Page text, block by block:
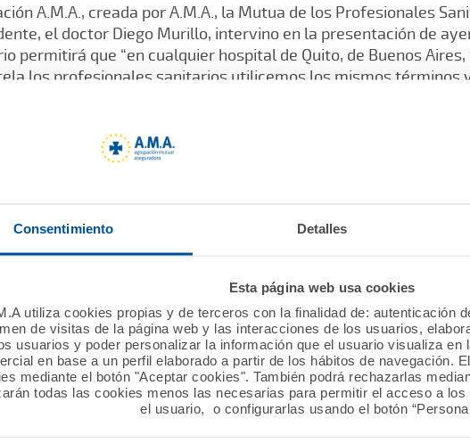
Consentimiento Detalles
Esta página web usa cookies
utiliza cookies propias y de terceros con la finalidad de: autenticación
de visitas de la página web y las interacciones de los usuarios,
usuarios y poder personalizar la información que el usuario visualiza en
en base a un perfil elaborado a partir de los hábitos de navegación.
mediante el botón "Aceptar cookies". También podrá rechazarlas
todas las cookies menos las necesarias para permitir el acceso a
el usuario, o configurarlas usando el botón
A.M.A., creada por A.M.A., la Mutua de los Profesionales
el doctor Diego Murillo, intervino en la presentación de
permitirá que “en cualquier hospital de Quito, de Buenos
los profesionales sanitarios utilicemos los mismos términos
la iniciativa conjunta de la RANM y la Alanam, y la relacionó
próspero si no tiene a sus ciudadanos sanos”.
Margarita para recordar que “la Monarquía ha sido la
y en América”. Citó como ejemplos de ese permanente
del médico gaditano José Celestino Mutis por América en el
denominados médicos del Rey y que “fueron llevados de
se desarrollaron los hospitales de toda Latinoamérica”.